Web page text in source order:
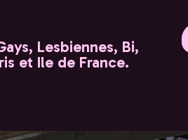
Lesbiennes, Bi,
et Ile de France.